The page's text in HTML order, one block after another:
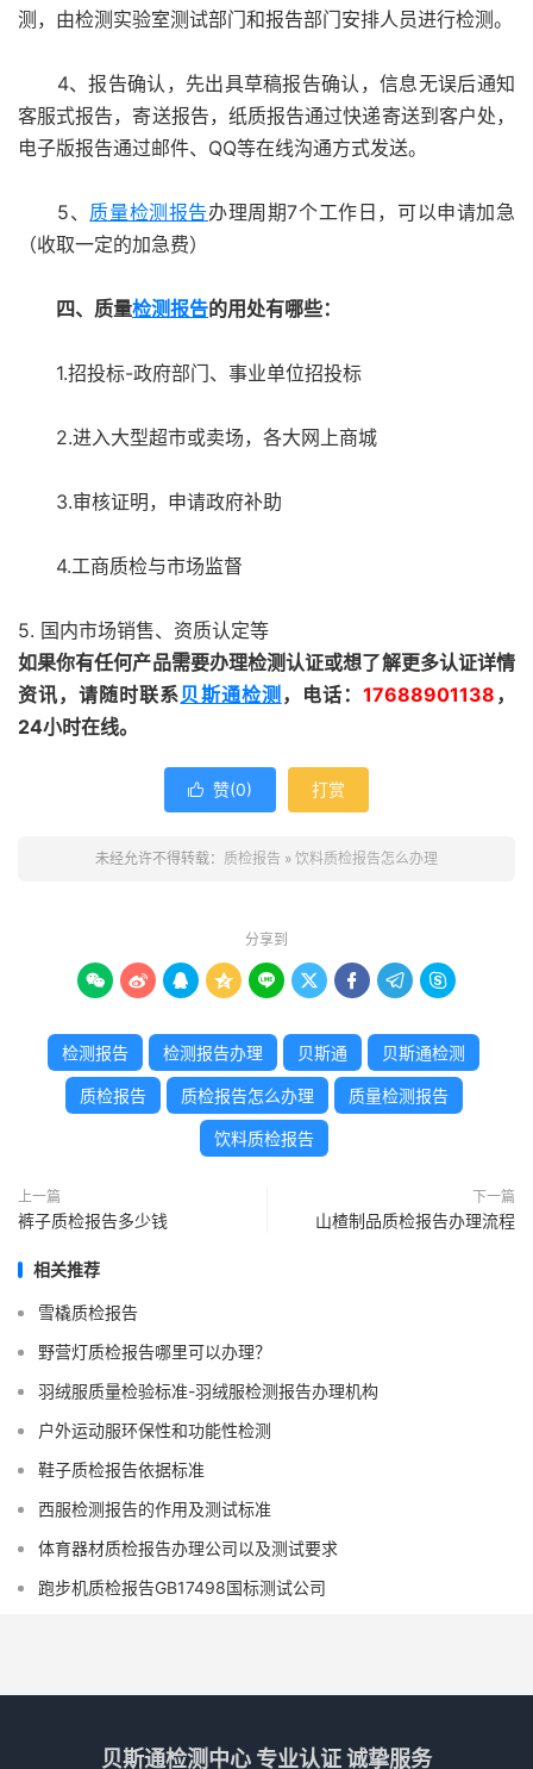
测，由检测实验室测试部门和报告部门安排人员进行检测。
4、报告确认，先出具草稿报告确认，信息无误后通知
客服式报告，寄送报告，纸质报告通过快递寄送到客户处，
电子版报告通过邮件、QQ等在线沟通方式发送。
5、 质量检测报告办理周期7个工作日，可以申请加急
（收取一定的加急费）
四、质量检测报告的用处有哪些：
1.招投标-政府部门、事业单位招投标
2.进入大型超市或卖场，各大网上商城
3.审核证明，申请政府补助
4.工商质检与市场监督
5. 国内市场销售、资质认定等
如果你有任何产品需要办理检测认证或想了解更多认证详情
资讯，请随时联系贝斯通检测 ，电话： 17688901138 ，
24小时在线。
 赞(0) 打赏
未经允许不得转载： 质检报告 » 饮料质检报告怎么办理
分享到
        
检测报告 检测报告办理 贝斯通 贝斯通检测
质检报告 质检报告怎么办理 质量检测报告
饮料质检报告
上一篇
裤子质检报告多少钱
下一篇
山楂制品质检报告办理流程
相关推荐
雪橇质检报告
野营灯质检报告哪里可以办理？
羽绒服质量检验标准-羽绒服检测报告办理机构
户外运动服环保性和功能性检测
鞋子质检报告依据标准
西服检测报告的作用及测试标准
体育器材质检报告办理公司以及测试要求
跑步机质检报告GB17498国标测试公司
贝斯通检测中心 专业认证 诚挚服务